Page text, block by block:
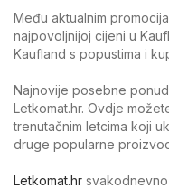
Među aktualnim
najpovoljnijoj cijeni u
Kaufland s popustima i
Najnovije posebne
Letkomat.hr. Ovdje
trenutačnim letcima koji
druge popularne
Letkomat.hr